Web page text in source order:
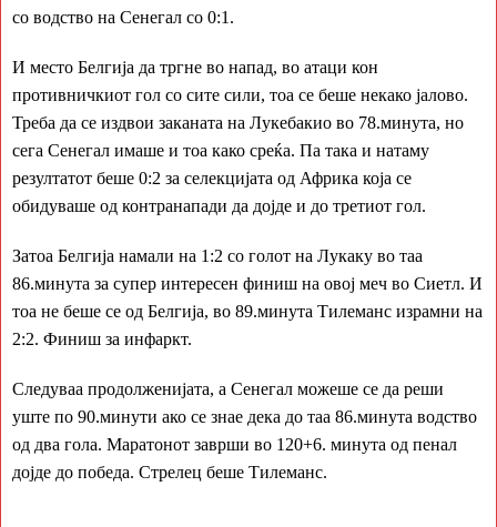
со водство на Сенегал со 0:1.
И место Белгија да тргне во напад, во атаци кон
противничкиот гол со сите сили, тоа се беше некако јалово.
Треба да се издвои заканата на Лукебакио во 78.минута, но
сега Сенегал имаше и тоа како среќа. Па така и натаму
резултатот беше 0:2 за селекцијата од Африка која се
обидуваше од контранапади да дојде и до третиот гол.
Затоа Белгија намали на 1:2 со голот на Лукаку во таа
86.минута за супер интересен финиш на овој меч во Сиетл. И
тоа не беше се од Белгија, во 89.минута Тилеманс израмни на
2:2. Финиш за инфаркт.
Следуваа продолженијата, а Сенегал можеше се да реши
уште по 90.минути ако се знае дека до таа 86.минута водство
од два гола. Маратонот заврши во 120+6. минута од пенал
дојде до победа. Стрелец беше Тилеманс.